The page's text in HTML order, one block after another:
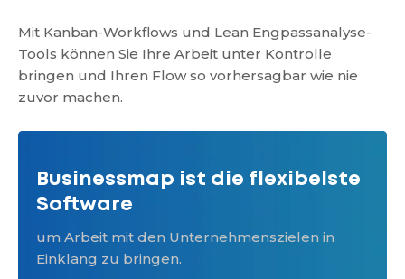
Mit Kanban-Workflows und Lean Engpassanalyse-
Tools können Sie Ihre Arbeit unter Kontrolle
bringen und Ihren Flow so vorhersagbar wie nie
zuvor machen.
Businessmap ist die flexibelste
Software
um Arbeit mit den Unternehmenszielen in
Einklang zu bringen.